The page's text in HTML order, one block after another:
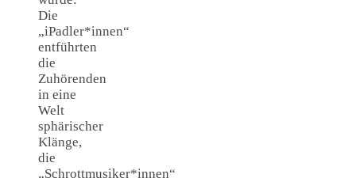
Die
„iPadler*innen“
entführten
die
Zuhörenden
in eine
Welt
sphärischer
Klänge,
die
„Schrottmusiker*innen“